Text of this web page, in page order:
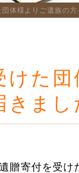
体様よりご遺族の
けた
きまし
贈寄付を受